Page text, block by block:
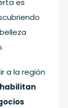
es
a la región